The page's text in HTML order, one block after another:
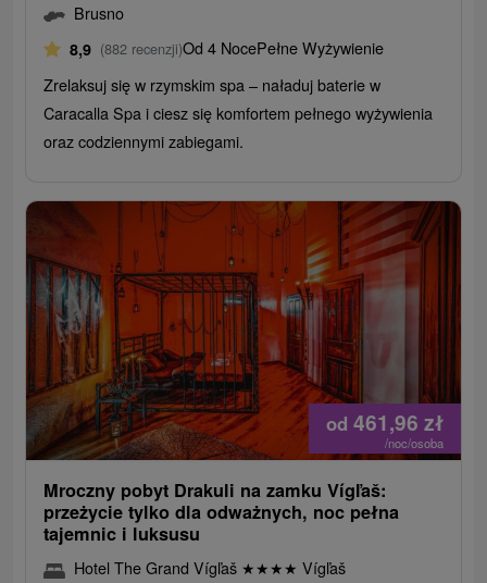
Brusno
8,9 (882 recenzji)Od 4 NocePełne Wyżywienie
Zrelaksuj się w rzymskim spa – naładuj baterie w
Caracalla Spa i ciesz się komfortem pełnego wyżywienia
oraz codziennymi zabiegami.
od 461,96 zł
/noc/osoba
Mroczny pobyt Drakuli na zamku Vígľaš:
przeżycie tylko dla odważnych, noc pełna
tajemnic i luksusu
Hotel The Grand Vígľaš ★★★★ Vígľaš